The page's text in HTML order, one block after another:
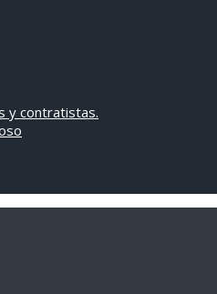
y contratistas.